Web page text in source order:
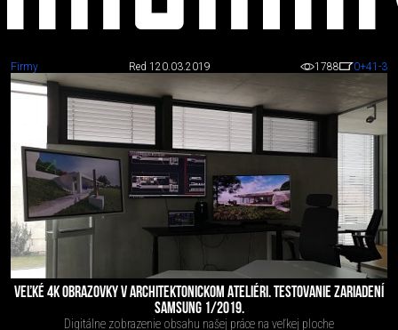
Televízory,
zobrazovacie
jednotky
Firmy Red 1 20.03.2019 1788 0+41 -3
VEĽKÉ 4K OBRAZOVKY V ARCHITEKTONICKOM ATELIÉRI. TESTOVANIE ZARIADENÍ
SAMSUNG 1/2019.
Digitálne zobrazenie obsahu našej práce na veľkej ploche